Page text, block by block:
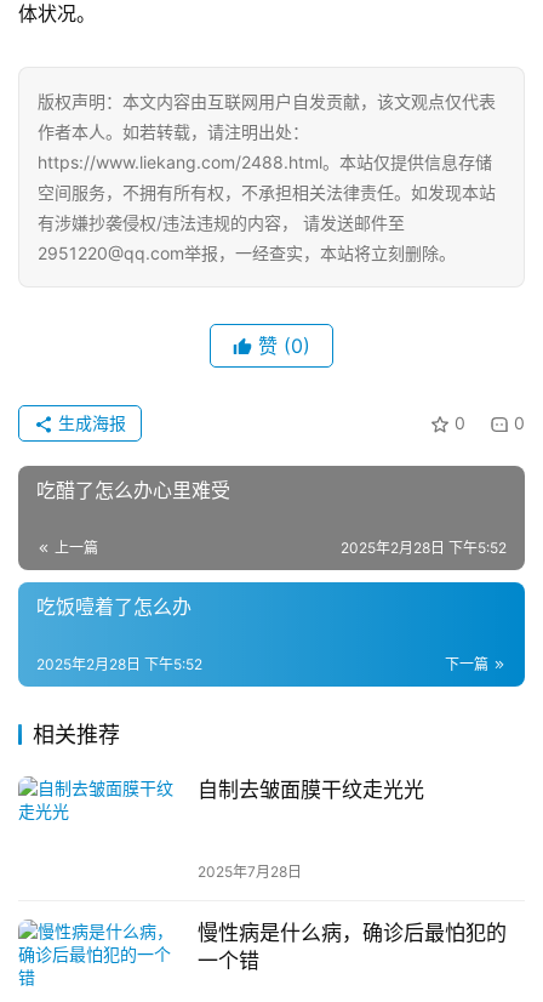
体状况。
版权声明：本文内容由互联网用户自发贡献，该文观点仅代表
作者本人。如若转载，请注明出处：
https://www.liekang.com/2488.html。本站仅提供信息存储
空间服务，不拥有所有权，不承担相关法律责任。如发现本站
有涉嫌抄袭侵权/违法违规的内容， 请发送邮件至
2951220@qq.com举报，一经查实，本站将立刻删除。
赞 (0)
0 0
生成海报
吃醋了怎么办心里难受
上一篇 2025年2月28日 下午5:52
吃饭噎着了怎么办
下一篇
2025年2月28日 下午5:52
相关推荐
自制去皱面膜干纹走光光
2025年7月28日
慢性病是什么病，确诊后最怕犯的
一个错